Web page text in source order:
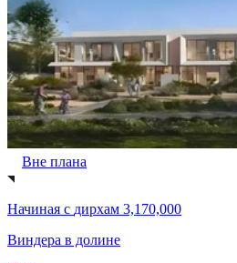
Вне плана
Начиная с дирхам 3,170,000
Виндера в долине